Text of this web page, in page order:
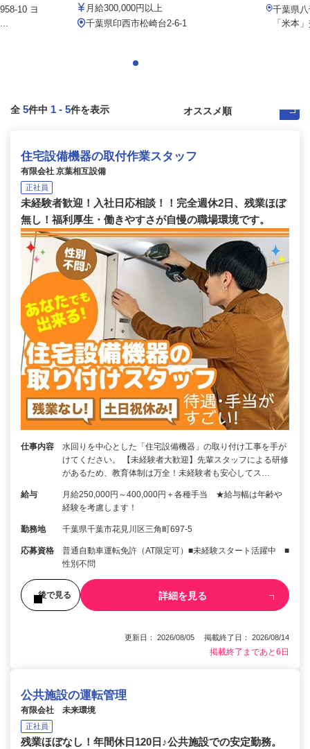
10 ヨ
月給300,000円以上
千葉県印西市松崎台2-6-1
千葉県
「米本
全 5件中 1 - 5件を表示
住宅設備機器の取付作業スタッフ
有限会社 京葉相互設備
正社員
未経験者歓迎！入社日応相談！！完全週休2日、残業ほぼ
無し！福利厚生・働きやすさが自慢の職場環境です。
仕事内容
水回りを中心とした「住宅設備機器」の取り付け工事を手が
けてください。 【未経験者大歓迎】先輩スタッフによる研修
があるため、教育体制は万全！未経験者も安心してス…
給与
月給250,000円～400,000円＋各種手当 ★給与幅は年齢や
経験を考慮します！
勤務地 千葉県千葉市花見川区三角町697-5
応募資格
普通自動車運転免許（AT限定可）■未経験スタート活躍中 ■
性別不問
後で見る 詳細を見る
更新日： 2026/08/05 掲載終了日： 2026/08/14
掲載終了まであと6日
公共施設の運転管理
有限会社 未来環境
正社員
残業ほぼなし！年間休日120日♪公共施設での安定勤務。